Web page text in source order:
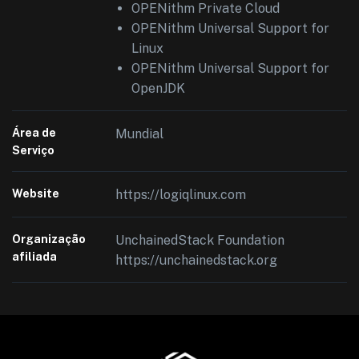
OPENithm Private Cloud
OPENithm Universal Support for
Linux
OPENithm Universal Support for
OpenJDK
Área de
Serviço
Mundial
Website https://logiqlinux.com
Organização
afiliada
UnchainedStack Foundation
https://unchainedstack.org